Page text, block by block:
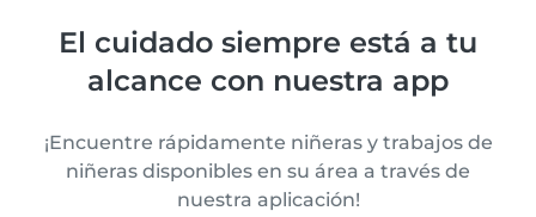
El cuidado siempre está a tu
alcance con nuestra app
¡Encuentre rápidamente niñeras y trabajos de
niñeras disponibles en su área a través de
nuestra aplicación!